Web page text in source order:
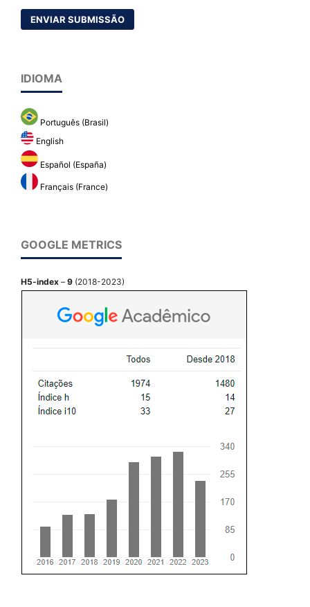
ENVIAR SUBMISSÃO
IDIOMA
Português (Brasil)
English
Español (España)
Français (France)
GOOGLE METRICS
H5-index – 9 (2018-2023)